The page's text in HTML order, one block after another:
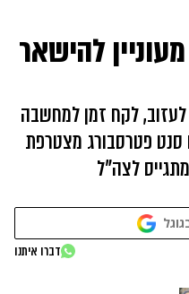
להישאר
לעזוב, לקח זמן למחשבה
סנט פטרסבורג מצטרפת
לצה"ל
דברו איתנו